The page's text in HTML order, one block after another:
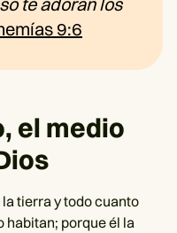
9:6
el medio
la tierra y todo cuanto
habitan; porque él la